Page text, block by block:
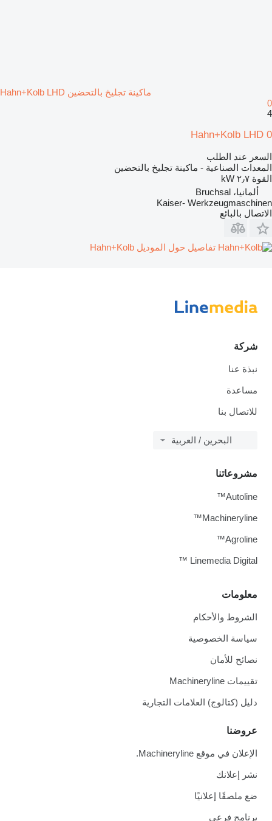
ماكينة تجليخ بالتحضين Hahn+Kolb LHD
0
4
Hahn+Kolb LHD 0
السعر عند الطلب
المعدات الصناعية - ماكينة تجليخ بالتحضين
القوة ٢٫٧ kW
ألمانيا، Bruchsal
Kaiser- Werkzeugmaschinen
الاتصال بالبائع
تفاصيل حول الموديل Hahn+Kolb
شركة
نبذة عنا
مساعدة
للاتصال بنا
البحرين / العربية
معلومات
الشروط والأحكام
سياسة الخصوصية
نصائح للأمان
تقييمات Machineryline
دليل (كتالوج) العلامات التجارية
عروضنا
الإعلان في موقع Machineryline.
نشر إعلانك
ضع ملصقًا إعلانيًا
برنامج فرعي
مشروعاتنا
Autoline™
Machineryline™
Agroline™
Linemedia Digital ™